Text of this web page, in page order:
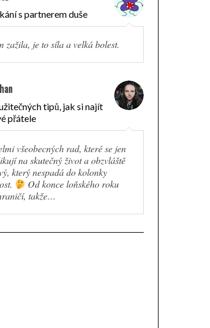
s partnerem duše
zažila, je to síla a velká bolest.
tipů, jak si najít
přátele
všeobecných rad, které se jen
na skutečný život a obzvláště
který nespadá do kolonky
Od konce loňského roku
takže…